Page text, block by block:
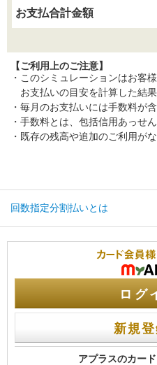
お支払合計金額
【ご利用上のご注意】
・このシミュレーションはお客
お支払いの目安を計算した結果
・毎月のお支払いには手数料が含
・手数料とは、包括信用あっせ
・既存の残高や追加のご利用が
回数指定分割払いとは
ログ
新規
アプラスのカー